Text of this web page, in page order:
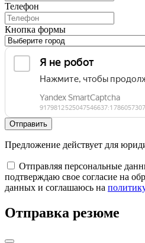
Телефон
Кнопка формы
Отправить
Предложение действует для
Отправляя персональные
подтверждаю свое согласие на
данных и соглашаюсь на
Отправка резюме